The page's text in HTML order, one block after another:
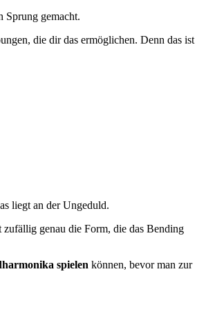
Sprung gemacht.
die dir das ermöglichen. Denn das ist
liegt an der Ungeduld.
genau die Form, die das Bending
spielen können, bevor man zur